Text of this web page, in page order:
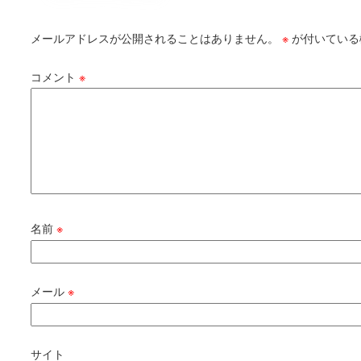
メールアドレスが公開されることはありません。 ※が付いてい
コメント ※
名前※
メール※
サイト